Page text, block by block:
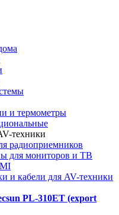
и термометры
техники
радиоприемников
для мониторов и ТВ
и кабели для AV-техники
PL-310ET (export